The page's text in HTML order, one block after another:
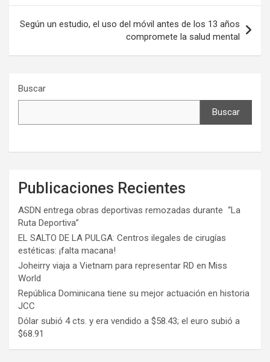
entradas
Según un estudio, el uso del móvil antes de los 13 años
compromete la salud mental
Buscar
Buscar
Publicaciones Recientes
ASDN entrega obras deportivas remozadas durante “La
Ruta Deportiva”
EL SALTO DE LA PULGA: Centros ilegales de cirugías
estéticas: ¡falta macana!
Joheirry viaja a Vietnam para representar RD en Miss
World
República Dominicana tiene su mejor actuación en historia
JCC
Dólar subió 4 cts. y era vendido a $58.43; el euro subió a
$68.91